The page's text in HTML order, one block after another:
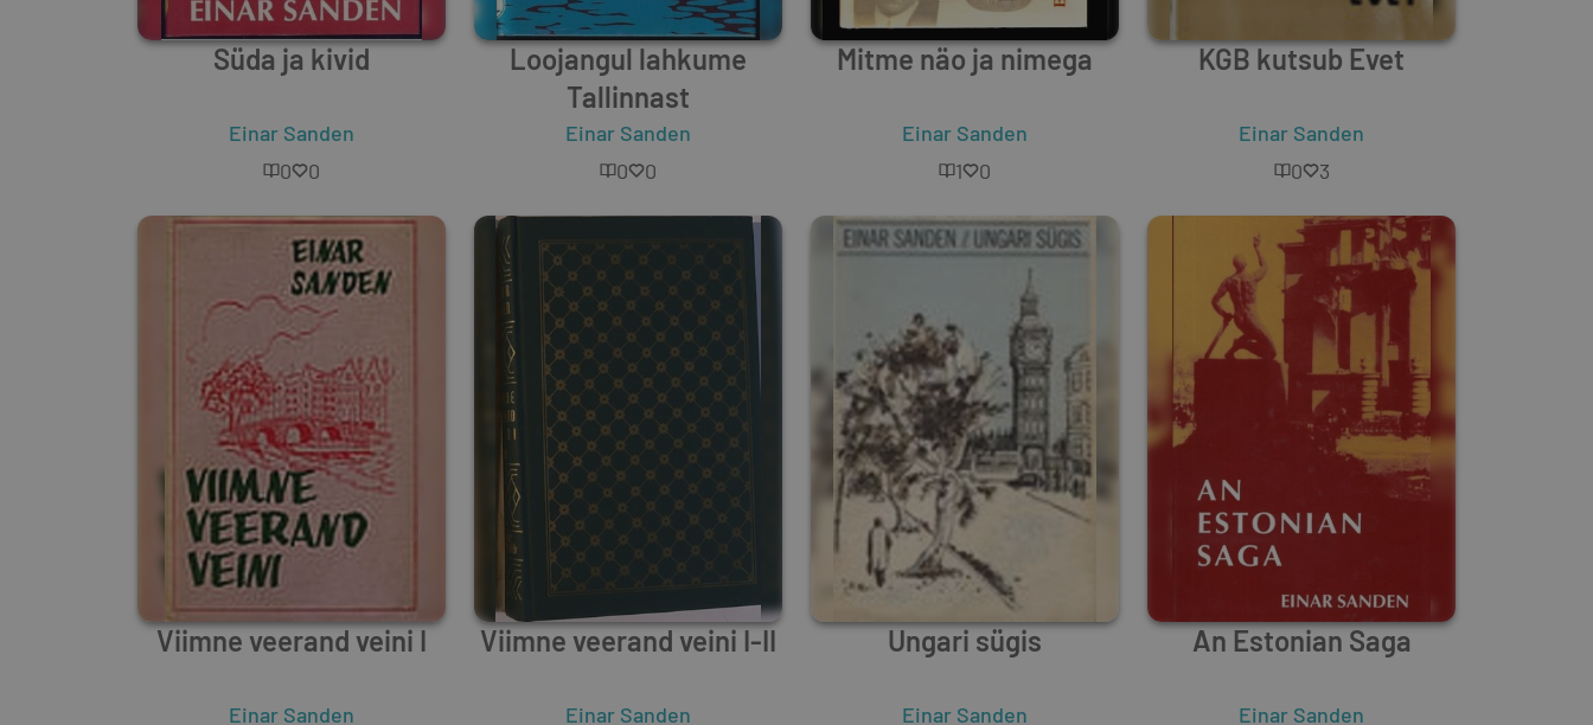
Süda ja kivid
Einar Sanden
0
0
Loojangul lahkume
Tallinnast
Einar Sanden
0
0
Mitme näo ja nimega
Einar Sanden
1
0
KGB kutsub Evet
Einar Sanden
0
3
Viimne veerand veini I
Einar Sanden
Viimne veerand veini I-II
Einar Sanden
Ungari sügis
Einar Sanden
An Estonian Saga
Einar Sanden